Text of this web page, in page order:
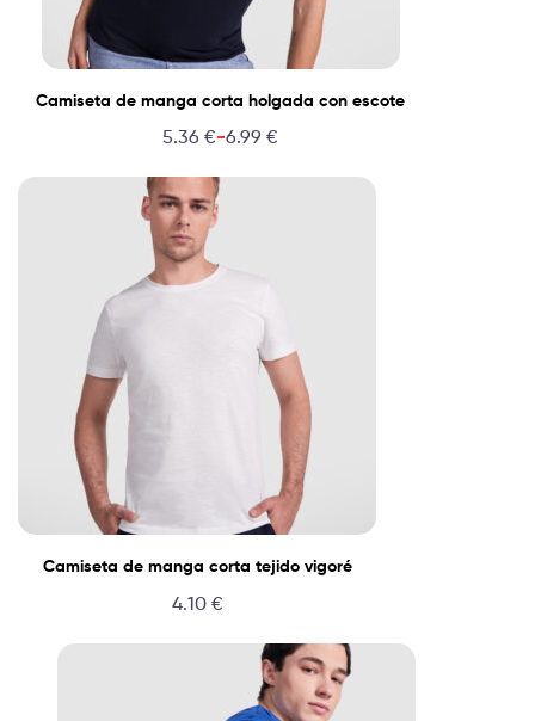
Camiseta de manga corta holgada con escote
5.36 €-6.99 €
Camiseta de manga corta tejido vigoré
4.10 €